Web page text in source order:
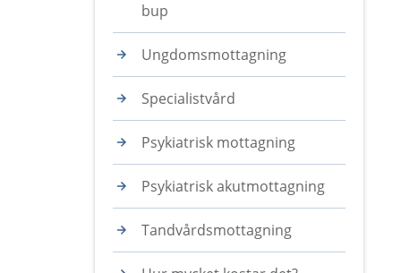
bup
Ungdomsmottagning
Specialistvård
Psykiatrisk mottagning
Psykiatrisk akutmottagning
Tandvårdsmottagning